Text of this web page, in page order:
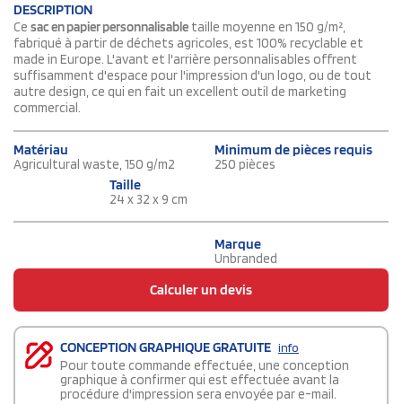
DESCRIPTION
Ce sac en papier personnalisable taille moyenne en 150 g/m²,
fabriqué à partir de déchets agricoles, est 100% recyclable et
made in Europe. L'avant et l'arrière personnalisables offrent
suffisamment d'espace pour l'impression d'un logo, ou de tout
autre design, ce qui en fait un excellent outil de marketing
commercial.
Matériau
Agricultural waste, 150 g/m2
Minimum de pièces requis
250 pièces
Taille
24 x 32 x 9 cm
Marque
Unbranded
Calculer un devis
CONCEPTION GRAPHIQUE GRATUITE info
Pour toute commande effectuée, une conception
graphique à confirmer qui est effectuée avant la
procédure d'impression sera envoyée par e-mail.